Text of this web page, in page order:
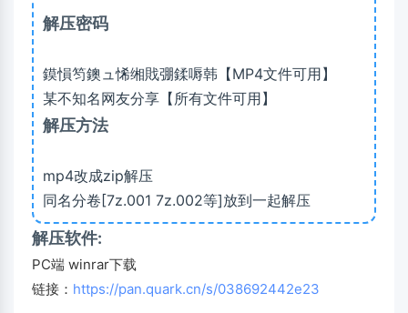
解压密码
鏌愪笉鐭ュ悕缃戝弸鍒嗕韩【MP4文件可用】
某不知名网友分享【所有文件可用】
解压方法
mp4改成zip解压
同名分卷[7z.001 7z.002等]放到一起解压
解压软件:
PC端 winrar下载
链接： https://pan.quark.cn/s/038692442e23